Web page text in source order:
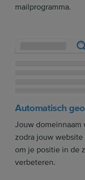
mailprogramma.
Automatisch
Jouw domeinnaam
zodra jouw
om je positie in de
verbeteren.